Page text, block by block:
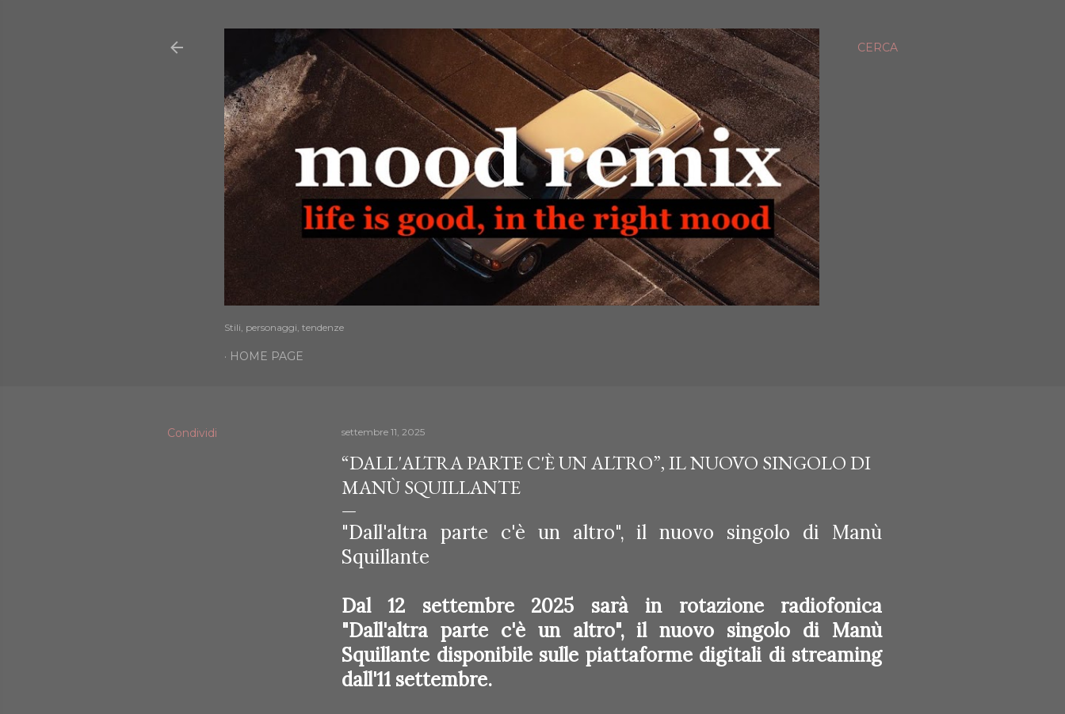
CERCA
Stili, personaggi, tendenze
HOME PAGE
Condividi settembre 11, 2025
“DALL'ALTRA PARTE C'È UN ALTRO”, IL NUOVO SINGOLO DI
MANÙ SQUILLANTE
"Dall'altra parte c'è un altro", il nuovo singolo di Manù
Squillante
Dal 12 settembre 2025 sarà in rotazione radiofonica
"Dall'altra parte c'è un altro", il nuovo singolo di Manù
Squillante disponibile sulle piattaforme digitali di streaming
dall'11 settembre.